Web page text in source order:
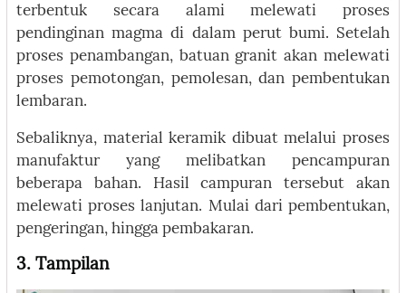
terbentuk secara alami melewati proses
pendinginan magma di dalam perut bumi. Setelah
proses penambangan, batuan granit akan melewati
proses pemotongan, pemolesan, dan pembentukan
lembaran.
Sebaliknya, material keramik dibuat melalui proses
manufaktur yang melibatkan pencampuran
beberapa bahan. Hasil campuran tersebut akan
melewati proses lanjutan. Mulai dari pembentukan,
pengeringan, hingga pembakaran.
3. Tampilan